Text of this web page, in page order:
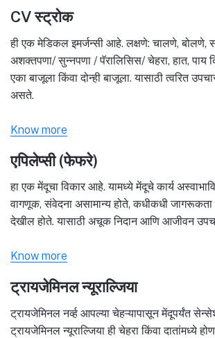
CV स्ट्रोक
ही एक मेडिकल इमर्जन्सी आहे. लक्षणे: चालणे,
अशक्तपणा/ सुन्नपणा / पॅरालिसिस/ चेहरा, हात, पाय
एका बाजूला किंवा दोन्ही बाजूला. यासाठी त्वरित
असते.
Know more
एपिलेप्सी (फेफरे)
हा एक मेंदूचा विकार आहे. यामध्ये मेंदूचे कार्य
वागणूक, संवेदना असामान्य होते, कधीकधी
देखील होते. यासाठी अचूक निदान आणि आजीवन
Know more
ट्रायजेमिनल न्यूराल्जिया
ट्रायजेमिनल नर्व्ह आपल्या चेहऱ्यापासून मेंदूपर्यंत
ट्रायजेमिनल न्यूराल्जिया ही चेहरा किंवा दातांमध्ये